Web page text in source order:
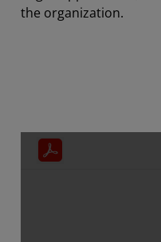
the organization.